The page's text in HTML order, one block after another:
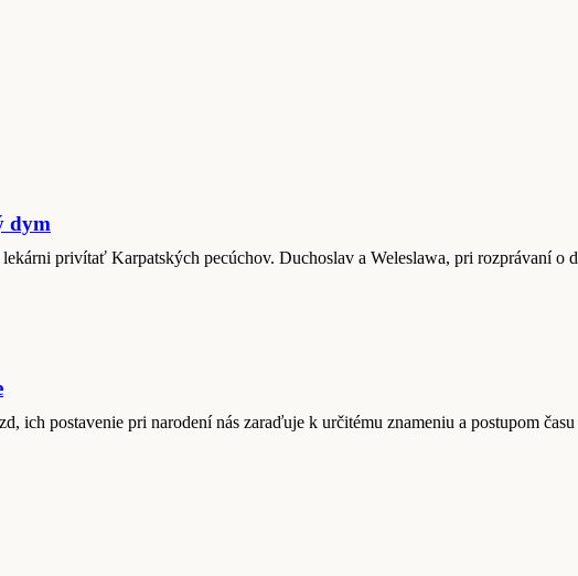
dym
privítať Karpatských pecúchov. Duchoslav a Weleslawa, pri rozprávaní o
ich postavenie pri narodení nás zaraďuje k určitému znameniu a postupom